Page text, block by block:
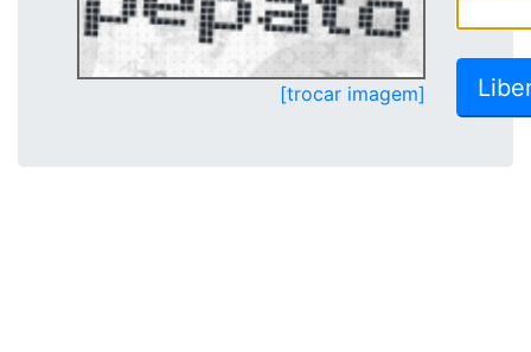
[trocar imagem]